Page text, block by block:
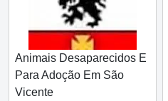
Animais Desaparecidos E
Para Adoção Em São
Vicente